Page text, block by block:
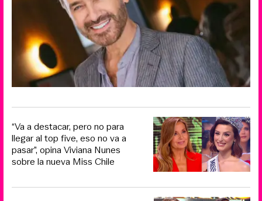
“Va a destacar, pero no para
llegar al top five, eso no va a
pasar”, opina Viviana Nunes
sobre la nueva Miss Chile